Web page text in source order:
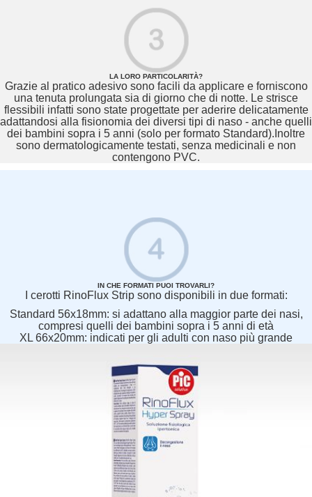
LA LORO PARTICOLARITÀ?
Grazie al pratico adesivo sono facili da applicare e forniscono
una tenuta prolungata sia di giorno che di notte. Le strisce
flessibili infatti sono state progettate per aderire delicatamente
adattandosi alla fisionomia dei diversi tipi di naso - anche quelli
dei bambini sopra i 5 anni (solo per formato Standard).Inoltre
sono dermatologicamente testati, senza medicinali e non
contengono PVC.
IN CHE FORMATI PUOI TROVARLI?
I cerotti RinoFlux Strip sono disponibili in due formati:
Standard 56x18mm: si adattano alla maggior parte dei nasi,
compresi quelli dei bambini sopra i 5 anni di età
XL 66x20mm: indicati per gli adulti con naso più grande